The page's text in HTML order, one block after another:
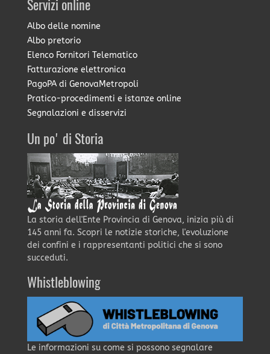
Servizi online
Albo delle nomine
Albo pretorio
Elenco Fornitori Telematico
Fatturazione elettronica
PagoPA di GenovaMetropoli
Pratico-procedimenti e istanze online
Segnalazioni e disservizi
Un po' di Storia
La storia dell'Ente Provincia di Genova, inizia più di
145 anni fa. Scopri le notizie storiche, l'evoluzione
dei confini e i rappresentanti politici che si sono
succeduti.
Whistleblowing
Le informazioni su come si possono segnalare